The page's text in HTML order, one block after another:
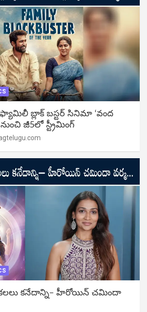
బ్లాక్ బ‌స్ట‌ర్‌ సినిమా ‘వంద
నుంచి జీ5లో స్ట్రీమింగ్
కలలు కనేదాన్ని– హీరోయిన్‌ చమిందా